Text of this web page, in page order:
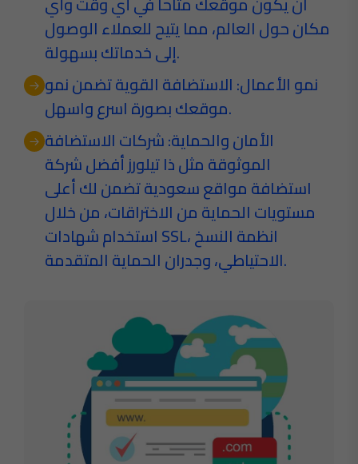
مكان حول العالم، مما يتيح للعملاء الوصول
إلى خدماتك بسهولة.
نمو الأعمال: الاستضافة القوية تضمن نمو
موقعك بصورة اسرع واسهل.
الأمان والحماية: شركات الاستضافة
الموثوقة مثل ذا تيلورز أفضل شركة
استضافة مواقع سعودية تضمن لك أعلى
مستويات الحماية من الاختراقات، من خلال
استخدام شهادات SSL، انظمة النسخ
الاحتياطي، وجدران الحماية المتقدمة.